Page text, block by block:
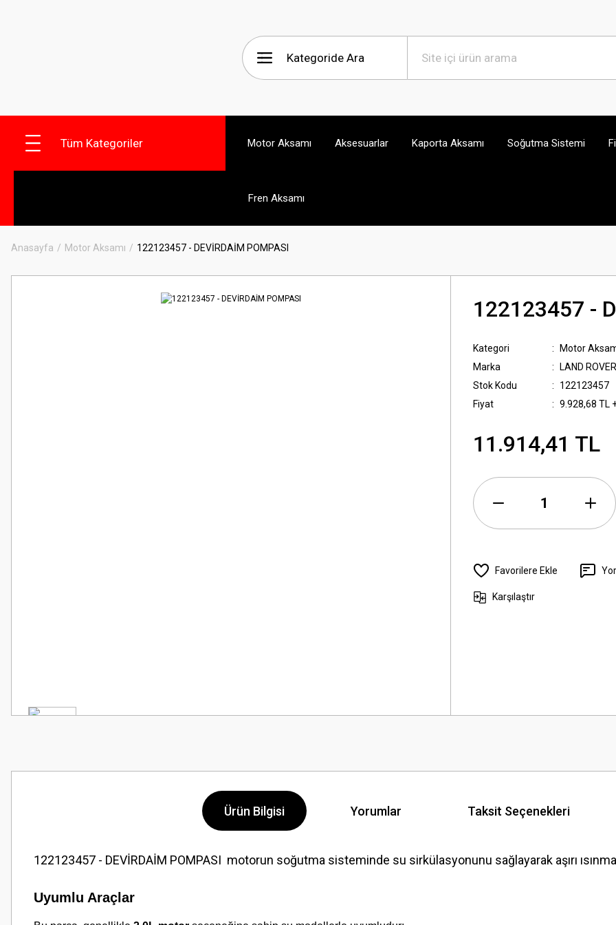
Tüm Kategoriler Motor Aksamı Aksesuarlar Kaporta Aksamı Soğutma Sistemi
Fren Aksamı
Anasayfa Motor Aksamı 122123457 - DEVİRDAİM POMPASI
122123457 -
Kategori
Motor
Marka
LAND ROVER
Stok Kodu
122123457
Fiyat
9.928,68 TL
11.914,41 TL
Karşılaştır
Ürün Bilgisi Yorumlar Taksit Seçenekleri
122123457 - DEVİRDAİM POMPASI motorun soğutma sisteminde su sirkülasyonunu sağlayarak aşırı
Uyumlu Araçlar